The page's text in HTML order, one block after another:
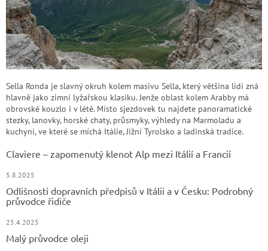
Sella Ronda je slavný okruh kolem masivu Sella, který většina lidí zná
hlavně jako zimní lyžařskou klasiku. Jenže oblast kolem Arabby má
obrovské kouzlo i v létě. Místo sjezdovek tu najdete panoramatické
stezky, lanovky, horské chaty, průsmyky, výhledy na Marmoladu a
kuchyni, ve které se míchá Itálie, Jižní Tyrolsko a ladinská tradice.
Claviere – zapomenutý klenot Alp mezi Itálií a Francií
5.8.2025
Odlišnosti dopravních předpisů v Itálii a v Česku: Podrobný
průvodce řidiče
25.4.2025
Malý průvodce oleji